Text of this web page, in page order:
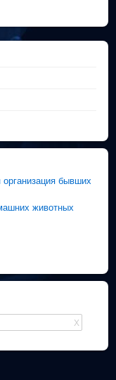
организация бывших
животных
X